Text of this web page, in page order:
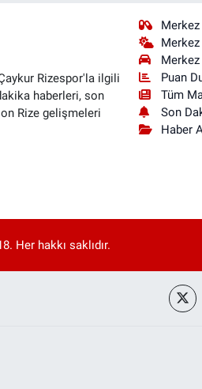
Rizespor'la ilgili
haberleri, son
Rize gelişmeleri
Puan
Tüm
Son
Haber
Her hakkı saklıdır.